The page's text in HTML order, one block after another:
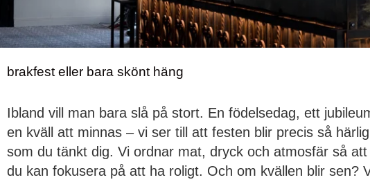
brakfest eller bara skönt häng
Ibland vill man bara slå på stort. En födelsedag, ett
en kväll att minnas – vi ser till att festen blir precis så härlig
som du tänkt dig. Vi ordnar mat, dryck och atmosfär så att
du kan fokusera på att ha roligt. Och om kvällen blir sen?